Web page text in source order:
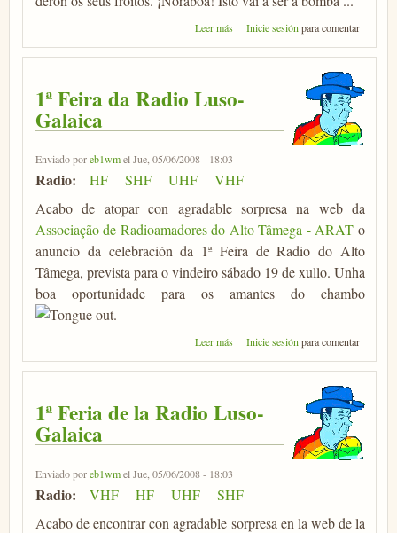
Leer más sobre A Axencia Espacial Europea
Inicie sesión para comentar
1ª Feira da Radio Luso-
Galaica
Enviado poreb1wmel Jue, 05/06/2008 - 18:03
Radio: HF SHF UHF
VHF
Acabo de atopar con agradable sorpresa na web da
Associação de Radioamadores do Alto Tâmega - ARAT o
anuncio da celebración da 1ª Feira de Radio do Alto
Tâmega, prevista para o vindeiro sábado 19 de xullo. Unha
boa oportunidade para os amantes do chambo
.
Leer más sobre 1ª Feira da Radio Luso-
Inicie sesión para comentar
1ª Feria de la Radio Luso-
Galaica
Enviado poreb1wmel Jue, 05/06/2008 - 18:03
Radio: VHF HF UHF
SHF
Acabo de encontrar con agradable sorpresa en la web de la